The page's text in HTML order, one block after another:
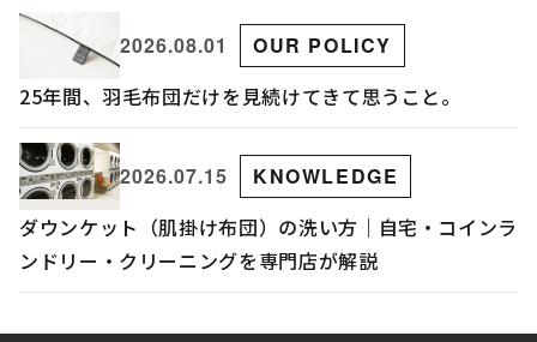
2026.08.01 OUR POLICY
25年間、羽毛布団だけを見続けてきて思うこと。
2026.07.15 KNOWLEDGE
ダウンケット（肌掛け布団）の洗い方｜自宅・コインラ
ンドリー・クリーニングを専門店が解説